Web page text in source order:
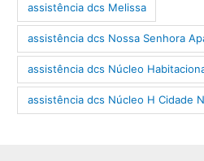
assistência dcs Melissa
assistência dcs Nossa Senhora
assistência dcs Núcleo
assistência dcs Núcleo H Cidade N